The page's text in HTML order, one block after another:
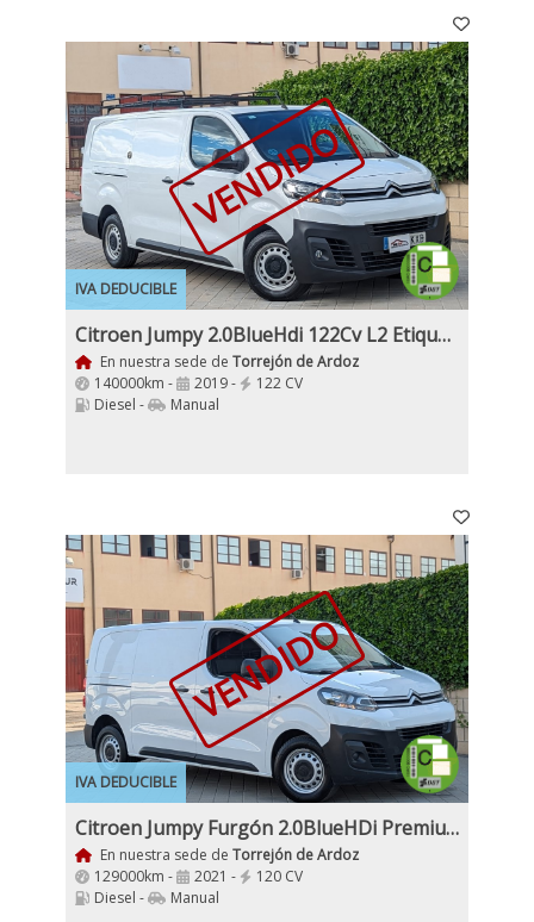
IVA DEDUCIBLE
VENDIDO
Citroen Jumpy 2.0BlueHdi 122Cv L2 Etiqueta C
En nuestra sede de Torrejón de Ardoz
140000km -
2019 -
122 CV
Diesel -
Manual
IVA DEDUCIBLE
VENDIDO
Citroen Jumpy Furgón 2.0BlueHDi Premium Talla M Etiqueta C IVA y Garantía Incl Nacional
En nuestra sede de Torrejón de Ardoz
129000km -
2021 -
120 CV
Diesel -
Manual